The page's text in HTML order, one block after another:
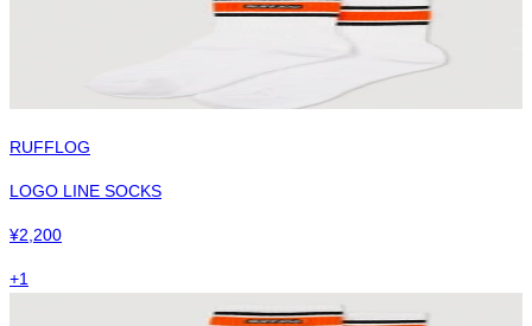
RUFFLOG
LOGO LINE SOCKS
¥2,200
+1